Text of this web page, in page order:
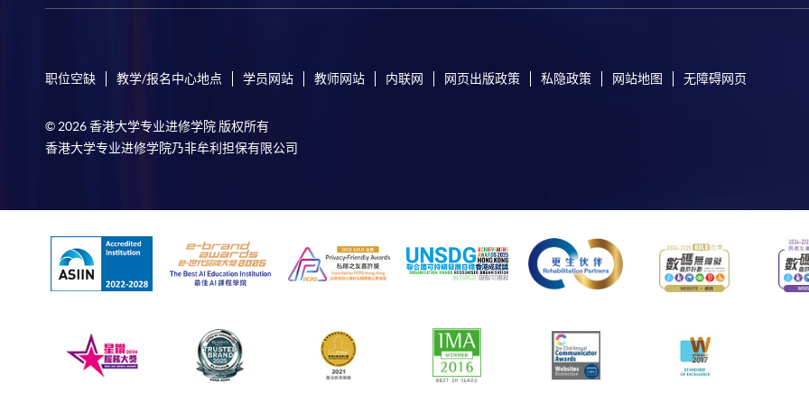
职位空缺 教学/报名中心地点 学员网站 教师网站 内联网 网页出版政策 私隐政策 网站地图 无障碍网页
© 2026 香港大学专业进修学院 版权所有
香港大学专业进修学院乃非牟利担保有限公司